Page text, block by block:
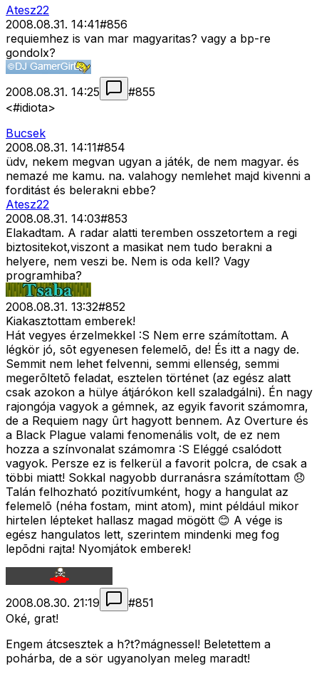
Atesz22
2008.08.31. 14:41#856
requiemhez is van mar magyaritas? vagy a bp-re
gondolx?
2008.08.31. 14:25 #855
<#idiota>
Bucsek
2008.08.31. 14:11#854
üdv, nekem megvan ugyan a játék, de nem magyar. és
nemazé me kamu. na. valahogy nemlehet majd kivenni a
forditást és belerakni ebbe?
Atesz22
2008.08.31. 14:03#853
Elakadtam. A radar alatti teremben osszetortem a regi
biztositekot,viszont a masikat nem tudo berakni a
helyere, nem veszi be. Nem is oda kell? Vagy
programhiba?
2008.08.31. 13:32#852
Kiakasztottam emberek!
Hát vegyes érzelmekkel :S Nem erre számítottam. A
légkör jó, sõt egyenesen felemelõ, de! És itt a nagy de.
Semmit nem lehet felvenni, semmi ellenség, semmi
megerõltetõ feladat, esztelen történet (az egész alatt
csak azokon a hülye átjárókon kell szaladgálni). Én nagy
rajongója vagyok a gémnek, az egyik favorit számomra,
de a Requiem nagy ûrt hagyott bennem. Az Overture és
a Black Plague valami fenomenális volt, de ez nem
hozza a színvonalat számomra :S Eléggé csalódott
vagyok. Persze ez is felkerül a favorit polcra, de csak a
többi miatt! Sokkal nagyobb durranásra számítottam 😞
Talán felhozható pozitívumként, hogy a hangulat az
felemelõ (néha fostam, mint atom), mint például mikor
hirtelen lépteket hallasz magad mögött 😊 A vége is
egész hangulatos lett, szerintem mindenki meg fog
lepõdni rajta! Nyomjátok emberek!
2008.08.30. 21:19 #851
Oké, grat!
Engem átcsesztek a h?t?mágnessel! Beletettem a
pohárba, de a sör ugyanolyan meleg maradt!